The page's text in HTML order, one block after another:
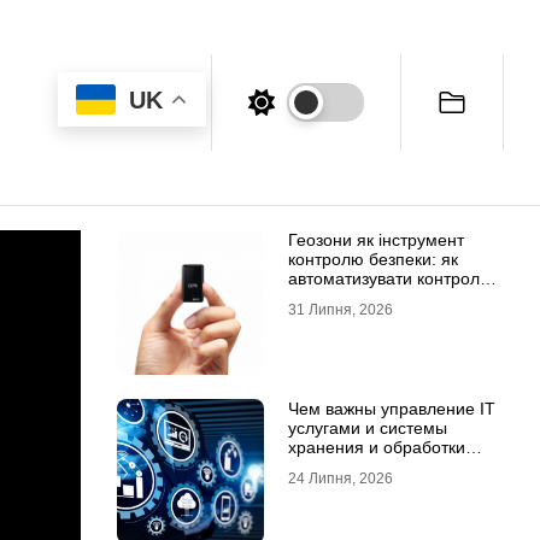
UK
Геозони як інструмент
контролю безпеки: як
автоматизувати контроль
31 Липня, 2026
Чем важны управление IT
услугами и системы
хранения и обработки
24 Липня, 2026